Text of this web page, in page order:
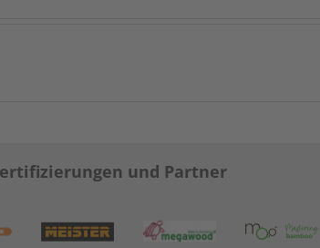
und Partner